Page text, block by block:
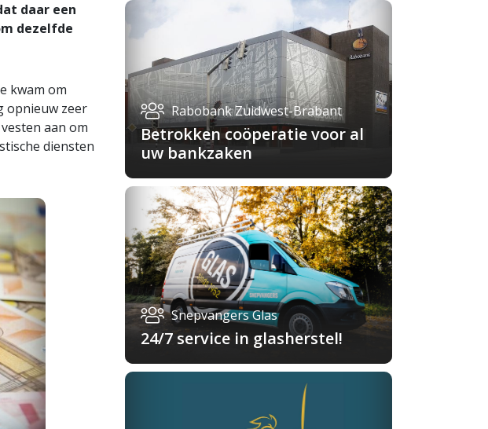
daar een
dezelfde
kwam om
opnieuw zeer
aan om
diensten
Rabobank Zuidwest-Brabant
Betrokken coöperatie voor al
uw bankzaken
Snepvangers Glas
24/7 service in glasherstel!